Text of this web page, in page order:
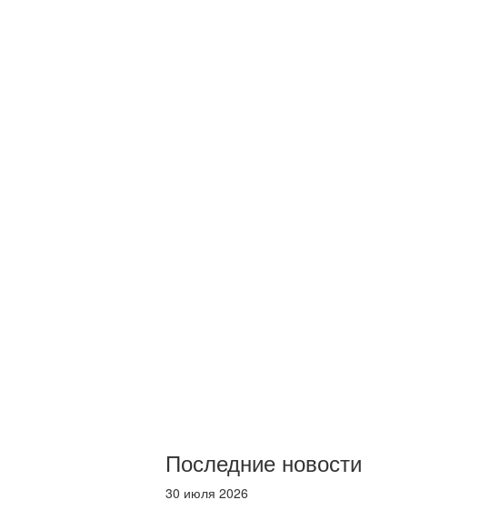
Последние новости
30 июля 2026